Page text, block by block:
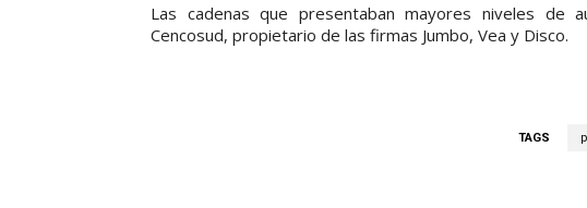
Las cadenas que presentaban mayores niveles de
Cencosud, propietario de las firmas Jumbo, Vea y Disco.
TAGS